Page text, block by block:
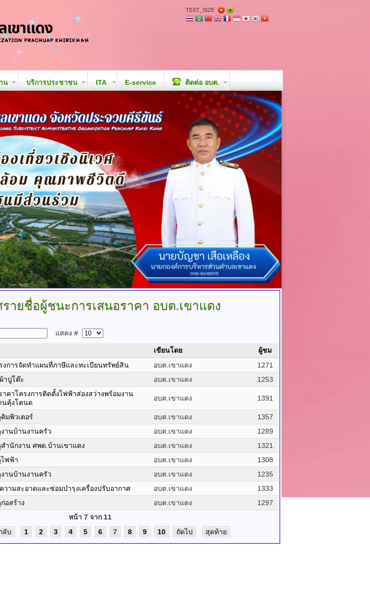
TEXT_SIZE
น บริการประชาชน ITA E-service ติดต่อ อบต.
ายชื่อผู้ชนะการเสนอราคา อบต.เขาแดง
แสดง #
เขียนโดย
ผู้ชม
งการจัดทำแผนที่ภาษีและทะเบียนทรัพย์สิน อบต.เขาแดง
1271
าปูโต๊ะ อบต.เขาแดง 1253
คาโครงการติดตั้งไฟฟ้าส่องสว่างพร้อมงาน
นคุ้งโตนด
อบต.เขาแดง 1391
มพิวเตอร์ อบต.เขาแดง
1357
านบ้านงานครัว อบต.เขาแดง
1289
ำนักงาน ศพด.บ้านเขาแดง อบต.เขาแดง
1321
ฟฟ้า อบต.เขาแดง
1308
านบ้านงานครัว อบต.เขาแดง
1235
ามสะอาดและซ่อมบำรุงเครื่องปรับอากาศ อบต.เขาแดง
1333
อสร้าง อบต.เขาแดง
1297
หน้า 7 จาก 11
ลับ 1 2 3 4 5 6 7 8 9 10 ถัดไป สุดท้าย